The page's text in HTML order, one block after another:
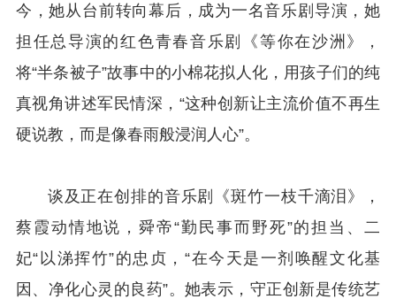
今，她从台前转向幕后，成为一名音乐剧导演，她
担任总导演的红色青春音乐剧《等你在沙洲》，
将“半条被子”故事中的小棉花拟人化，用孩子们的纯
真视角讲述军民情深，“这种创新让主流价值不再生
硬说教，而是像春雨般浸润人心”。
谈及正在创排的音乐剧《斑竹一枝千滴泪》，
蔡霞动情地说，舜帝“勤民事而野死”的担当、二
妃“以涕挥竹”的忠贞，“在今天是一剂唤醒文化基
因、净化心灵的良药”。她表示，守正创新是传统艺